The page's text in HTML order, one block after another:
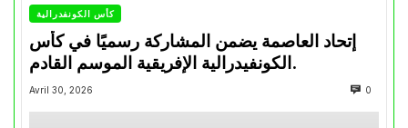
كأس الكونفدرالية
إتحاد العاصمة يضمن المشاركة رسميًا في كأس
الكونفيدرالية الإفريقية الموسم القادم.
Avril 30, 2026 0